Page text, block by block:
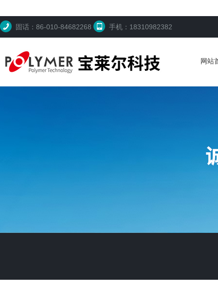
固话：86-010-84682268 手机：18310982382
网站